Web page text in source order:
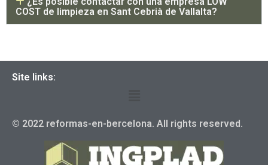
COST de limpieza en Sant Cebrià de Vallalta?
Site links:
© 2022 reformas-en-bercelona. All rights reserved.